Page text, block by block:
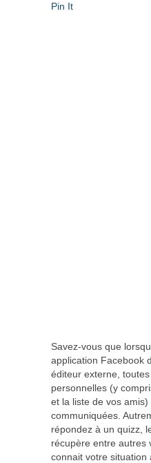
Pin It
Savez-vous que
application Facebook
éditeur externe,
personnelles (y
et la liste de vos
communiquées.
répondez à un quizz,
récupère entre autres
connait votre situation